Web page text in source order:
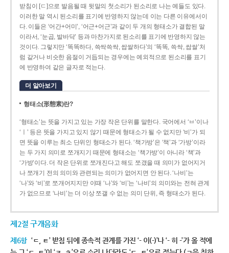
받침이 [ㄷ]으로 발음될 때 뒷말의 첫소리가 된소리로 나는 예들도 있다.
이러한 말 역시 된소리를 표기에 반영하지 않는데 이는 다른 이유에서이
다. 이들은 ‘어간+어미’, ‘어근+어근’과 같이 두 개의 형태소가 결합된 말
이라서, ‘눈곱, 발바닥’ 등과 마찬가지로 된소리를 표기에 반영하지 않는
것이다. 그렇지만 ‘똑똑하다, 쓱싹쓱싹, 쌉쌀하다’의 ‘똑똑, 쓱싹, 쌉쌀’처
럼 같거나 비슷한 음절이 거듭되는 경우에는 예외적으로 된소리를 표기
에 반영하여 같은 글자로 적는다.
더 알아보기
형태소(形態素)란?
‘형태소’는 뜻을 가지고 있는 가장 작은 단위를 말한다. 국어에서 ‘ㅂ’이나
‘ㅣ’ 등은 뜻을 가지고 있지 않기 때문에 형태소가 될 수 없지만 ‘비’가 되
면 뜻을 이루는 최소 단위인 형태소가 된다. ‘책가방’은 ‘책’과 ‘가방’이라
는 두 가지 의미로 쪼개지기 때문에 형태소는 ‘책가방’이 아니라 ‘책’과
‘가방’이다. 더 작은 단위로 쪼개진다고 해도 쪼갰을 때 의미가 없어지거
나 쪼개기 전의 의미와 관련되는 의미가 없어지면 안 된다. ‘나비’는
‘나’와 ‘비’로 쪼개어지지만 이때 ‘나’와 ‘비’는 ‘나비’의 의미와는 전혀 관계
가 없으므로 ‘나비’는 더 이상 쪼갤 수 없는 의미 단위, 즉 형태소가 된다.
제2절 구개음화
제6항 ‘ㄷ, ㅌ’ 받침 뒤에 종속적 관계를 가진 ‘- 이(-)’나 ‘- 히 -’가 올 적에